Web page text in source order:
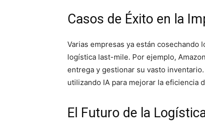
Casos de Éxito en la
Varias empresas ya están
logística last-mile. Por ejemplo,
entrega y gestionar su vasto
utilizando IA para mejorar la eficiencia
El Futuro de la